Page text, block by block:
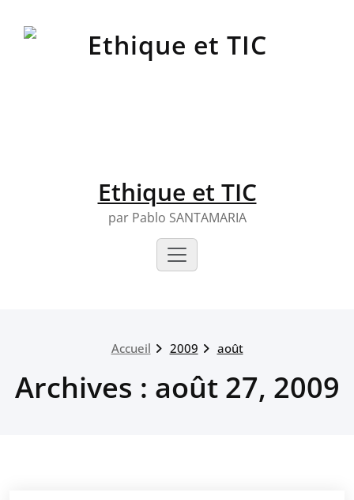
Ethique et TIC
par Pablo SANTAMARIA
Accueil 2009 août
Archives : août 27, 2009